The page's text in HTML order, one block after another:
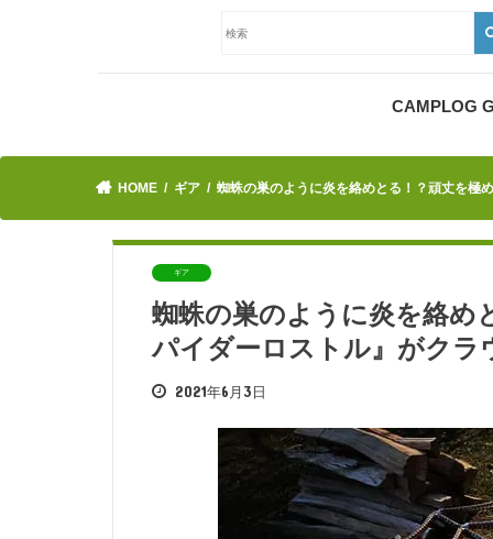
CAMPLOG
HOME ギア 蜘蛛の巣のように炎を絡めとる！？頑丈を極
ギア
蜘蛛の巣のように炎を絡め
パイダーロストル』がクラ
2021年6月3日